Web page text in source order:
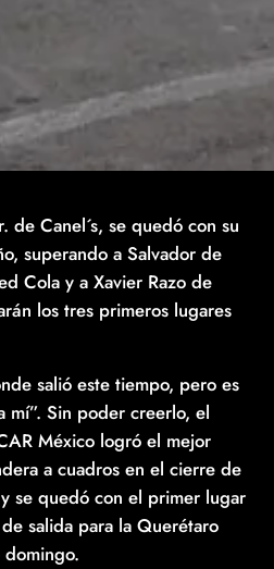
de Canel´s, se quedó con su
superando a Salvador de
Cola y a Xavier Razo de
los tres primeros lugares
salió este tiempo, pero es
mí”. Sin poder creerlo, el
México logró el mejor
a cuadros en el cierre de
se quedó con el primer lugar
salida para la Querétaro